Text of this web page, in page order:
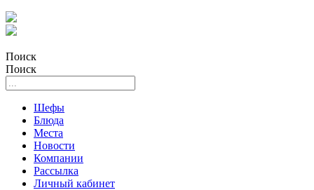
Поиск
Поиск
Шефы
Блюда
Места
Новости
Компании
Рассылка
Личный кабинет